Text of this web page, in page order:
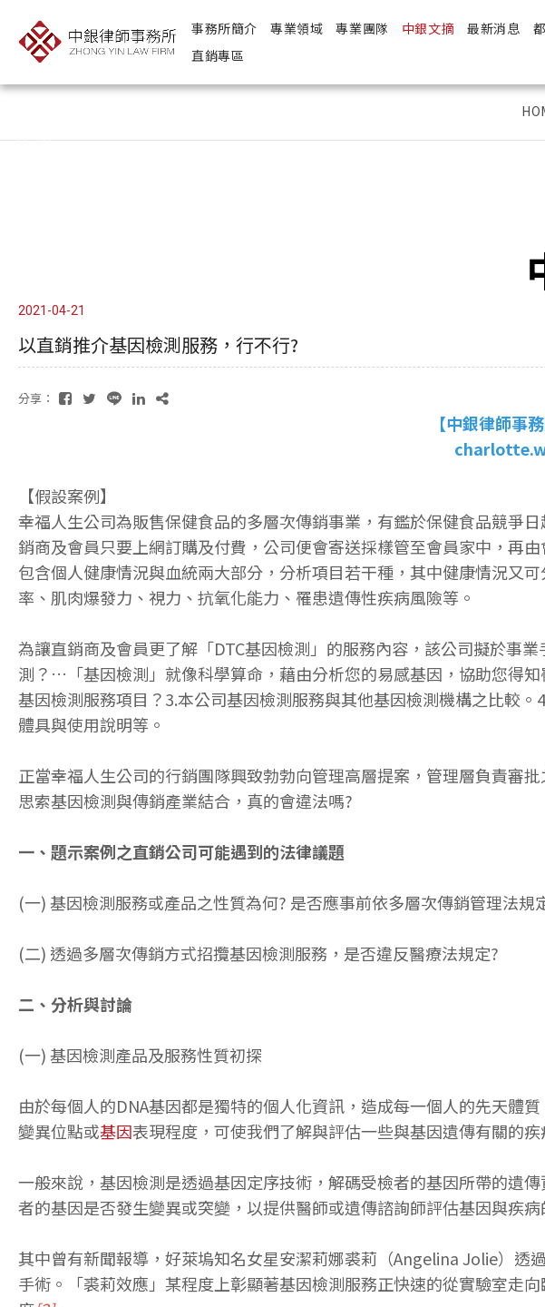
事務所簡介 專業領域 專業團隊 中銀文摘 最新消息
直銷專區
Copyright ©
2026
Design
by
2021-04-21
以直銷推介基因檢測服務，行不行?
分享：
【中銀律師事
【假設案例】
幸福人生公司為販售保健食品的多層次傳銷事業，有鑑於保健食品競爭
銷商及會員只要上網訂購及付費，公司便會寄送採樣管至會員家中，再
包含個人健康情況與血統兩大部分，分析項目若干種，其中健康情況又
率、肌肉爆發力、視力、抗氧化能力、罹患遺傳性疾病風險等。
為讓直銷商及會員更了解「DTC基因檢測」的服務內容，該公司擬於事
測？…「基因檢測」就像科學算命，藉由分析您的易感基因，協助您得
基因檢測服務項目？3.本公司基因檢測服務與其他基因檢測機構之比
體具與使用說明等。
正當幸福人生公司的行銷團隊興致勃勃向管理高層提案，管理層負責審
思索基因檢測與傳銷產業結合，真的會違法嗎?
一、題示案例之直銷公司可能遇到的法律議題
(一) 基因檢測服務或產品之性質為何? 是否應事前依多層次傳銷管理法
(二) 透過多層次傳銷方式招攬基因檢測服務，是否違反醫療法規定?
二、分析與討論
(一) 基因檢測產品及服務性質初探
由於每個人的DNA基因都是獨特的個人化資訊，造成每一個人的先天體
變異位點或基因表現程度，可使我們了解與評估一些與基因遺傳有關的
一般來說，基因檢測是透過基因定序技術，解碼受檢者的基因所帶的遺
者的基因是否發生變異或突變，以提供醫師或遺傳諮詢師評估基因與疾
其中曾有新聞報導，好萊塢知名女星安潔莉娜裘莉（Angelina Jolie）透
手術。「裘莉效應」某程度上彰顯著基因檢測服務正快速的從實驗室